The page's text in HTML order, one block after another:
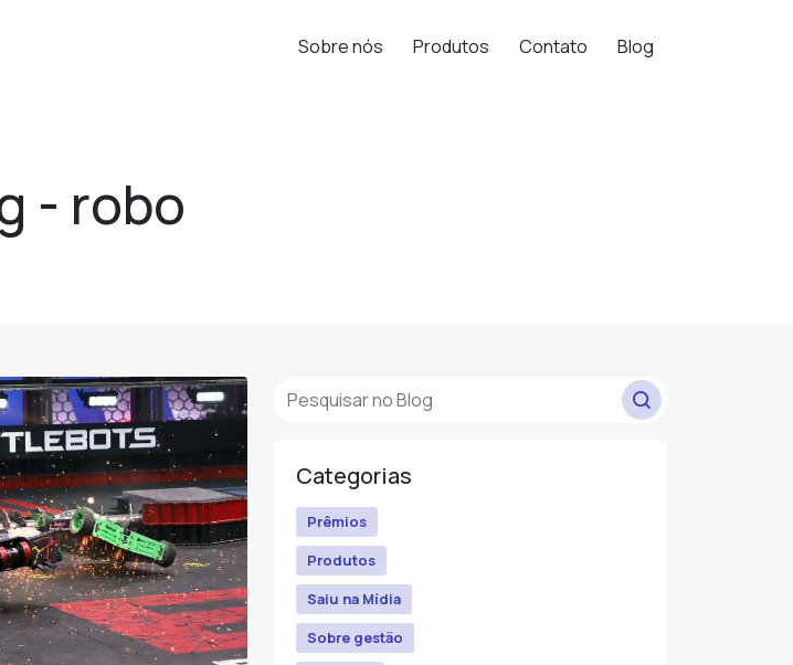
Sobre nós Produtos Contato Blog
- robo
Categorias
Prêmios
Produtos
Saiu na Mídia
Sobre gestão